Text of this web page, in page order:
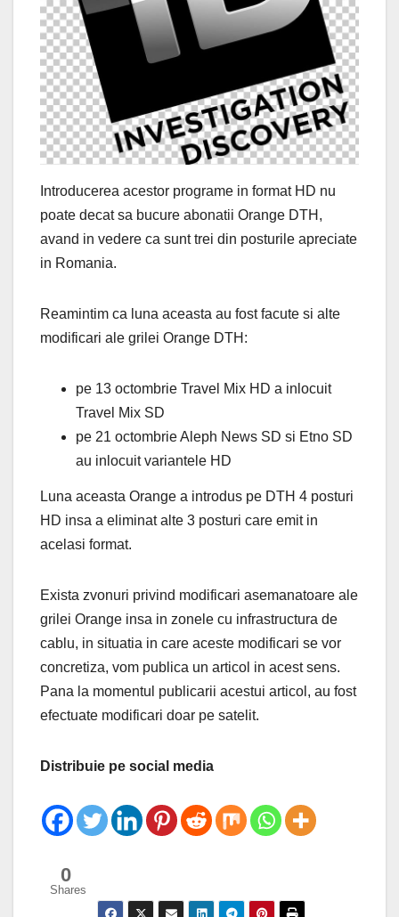
Introducerea acestor programe in format HD nu
poate decat sa bucure abonatii Orange DTH,
avand in vedere ca sunt trei din posturile apreciate
in Romania.
Reamintim ca luna aceasta au fost facute si alte
modificari ale grilei Orange DTH:
pe 13 octombrie Travel Mix HD a inlocuit
Travel Mix SD
pe 21 octombrie Aleph News SD si Etno SD
au inlocuit variantele HD
Luna aceasta Orange a introdus pe DTH 4 posturi
HD insa a eliminat alte 3 posturi care emit in
acelasi format.
Exista zvonuri privind modificari asemanatoare ale
grilei Orange insa in zonele cu infrastructura de
cablu, in situatia in care aceste modificari se vor
concretiza, vom publica un articol in acest sens.
Pana la momentul publicarii acestui articol, au fost
efectuate modificari doar pe satelit.
Distribuie pe social media
0
Shares